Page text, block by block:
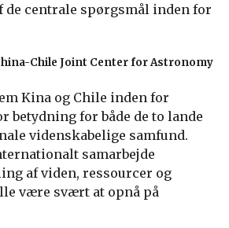
de centrale spørgsmål inden for
Chile Joint Center for Astronomy
Kina og Chile inden for
betydning for både de to lande
videnskabelige samfund.
samarbejde
af viden, ressourcer og
være svært at opnå på